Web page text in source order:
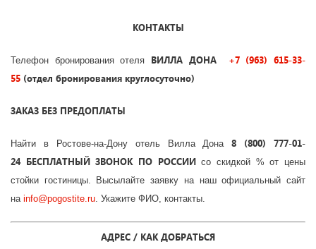
КОНТАКТЫ
Телефон бронирования отеля ВИЛЛА ДОНА
+7 (963) 615-33-
55 (отдел бронирования круглосуточно)
ЗАКАЗ БЕЗ ПРЕДОПЛАТЫ
Найти в Ростове-на-Дону отель Вилла Дона8 (800) 777-01-
24БЕСПЛАТНЫЙ ЗВОНОК ПО РОССИИ со скидкой % от цены
стойки гостиницы. Высылайте заявку на наш официальный сайт
на info@pogostite.ru. Укажите ФИО, контакты.
АДРЕС / КАК ДОБРАТЬСЯ